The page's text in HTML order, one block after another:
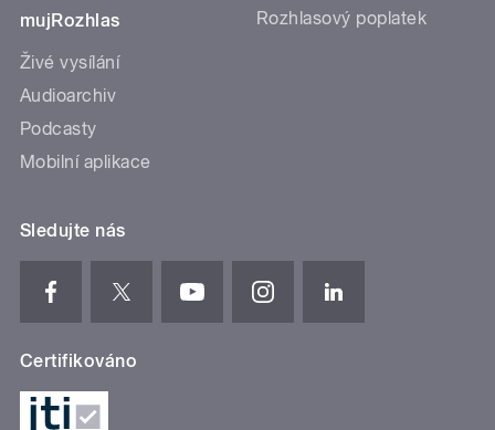
mujRozhlas
Živé vysílání
Audioarchiv
Podcasty
Mobilní aplikace
Rozhlasový poplatek
Sledujte nás
Certifikováno